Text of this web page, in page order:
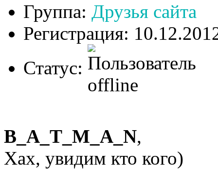
Группа: Друзья сайта
Регистрация:
Статус:
B_A_T_M_A_N,
Хах, увидим кто кого)